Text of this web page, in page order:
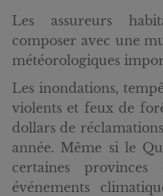
Les assureurs
composer avec une
météorologiques
Les inondations,
violents et feux de
dollars de
année. Même si le
certaines
événements